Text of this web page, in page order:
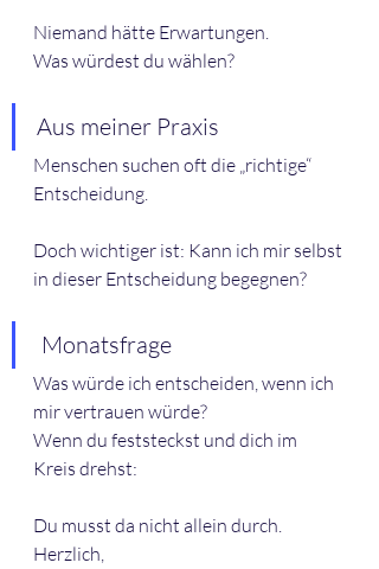
Niemand hätte Erwartungen.
Was würdest du wählen?
Aus meiner Praxis
Menschen suchen oft die „richtige“
Entscheidung.
Doch wichtiger ist: Kann ich mir selbst
in dieser Entscheidung begegnen?
Monatsfrage
Was würde ich entscheiden, wenn ich
mir vertrauen würde?
Wenn du feststeckst und dich im
Kreis drehst:
Du musst da nicht allein durch.
Herzlich,